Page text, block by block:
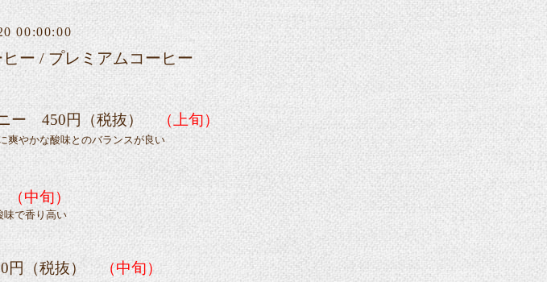
00:00:00
ー / プレミアムコーヒー
ー 450円（税抜）（上旬）
かな酸味とのバランスが良い
（中旬）
香り高い
円（税抜）（中旬）